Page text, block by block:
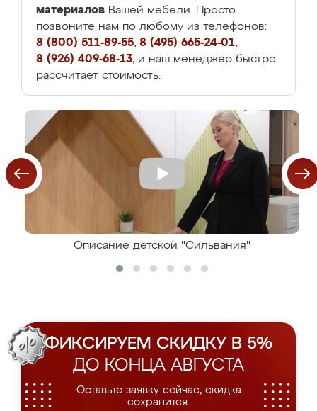
материалов Вашей мебели. Просто
позвоните нам по любому из телефонов:
8 (800) 511-89-55, 8 (495) 665-24-01,
8 (926) 409-68-13, и наш менеджер быстро
рассчитает стоимость.
Описание детской "Сильвания"
ФИКСИРУЕМ СКИДКУ В 5%
ДО КОНЦА АВГУСТА
Оставьте заявку сейчас, скидка
сохранится.